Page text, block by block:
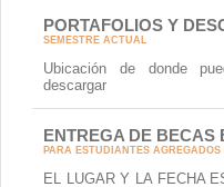
PORTAFOLIOS Y
SEMESTRE ACTUAL
Ubicación de donde
descargar
ENTREGA DE BECAS
PARA ESTUDIANTES
EL LUGAR Y LA FECHA